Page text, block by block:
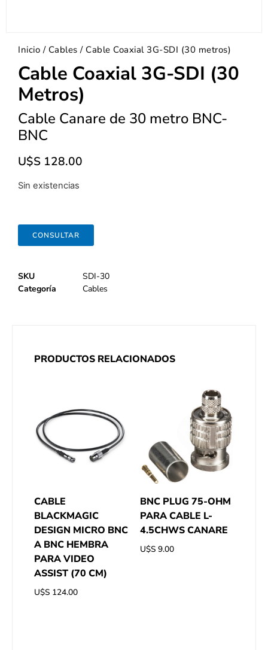
Inicio / Cables / Cable Coaxial 3G-SDI (30 metros)
Cable Coaxial 3G-SDI (30
Metros)
Cable Canare de 30 metro BNC-
BNC
U$S 128.00
Sin existencias
CONSULTAR
SKU
SDI-30
Categoría
Cables
PRODUCTOS RELACIONADOS
CABLE
BLACKMAGIC
DESIGN MICRO BNC
A BNC HEMBRA
PARA VIDEO
ASSIST (70 CM)
U$S 124.00
BNC PLUG 75-OHM
PARA CABLE L-
4.5CHWS CANARE
U$S 9.00